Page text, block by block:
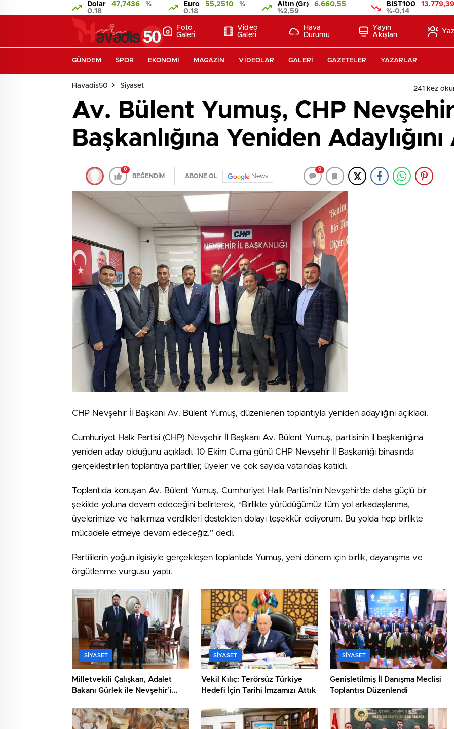
Dolar 47,7436
%
0.18
Euro 55,2510
%
0.18
Altın (Gr)
6.660,55
%2,59
BIST100
13.779,39
%-0,14
Foto
Galeri
Video
Galeri
Hava
Durumu
Yayın
Akışları
GÜNDEM SPOR EKONOMI MAGAZIN VIDEOLAR GALERI GAZETELER YAZARLAR
Havadis50 Siyaset 241 kez
Av. Bülent Yumuş, CHP Nevşehir
Başkanlığına Yeniden Adaylığını
0
BEĞENDİM ABONE OL News
0
CHP Nevşehir İl Başkanı Av. Bülent Yumuş, düzenlenen toplantıyla yeniden adaylığını açıkladı.
Cumhuriyet Halk Partisi (CHP) Nevşehir İl Başkanı Av. Bülent Yumuş, partisinin il başkanlığına
yeniden aday olduğunu açıkladı. 10 Ekim Cuma günü CHP Nevşehir İl Başkanlığı binasında
gerçekleştirilen toplantıya partililer, üyeler ve çok sayıda vatandaş katıldı.
Toplantıda konuşan Av. Bülent Yumuş, Cumhuriyet Halk Partisi’nin Nevşehir’de daha güçlü bir
şekilde yoluna devam edeceğini belirterek, “Birlikte yürüdüğümüz tüm yol arkadaşlarıma,
üyelerimize ve halkımıza verdikleri destekten dolayı teşekkür ediyorum. Bu yolda hep birlikte
mücadele etmeye devam edeceğiz.” dedi.
Partililerin yoğun ilgisiyle gerçekleşen toplantıda Yumuş, yeni dönem için birlik, dayanışma ve
örgütlenme vurgusu yaptı.
SIYASET
Milletvekili Çalışkan, Adalet
Bakanı Gürlek ile Nevşehir’i
SIYASET
Vekil Kılıç: Terörsüz Türkiye
Hedefi İçin Tarihi İmzamızı Attık
SIYASET
Genişletilmiş İl Danışma Meclisi
Toplantısı Düzenlendi